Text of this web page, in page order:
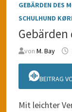
GEBÄRDEN DES
SCHULHUND
Gebärden
von M. Bay
BEITRAG
Mit leichter